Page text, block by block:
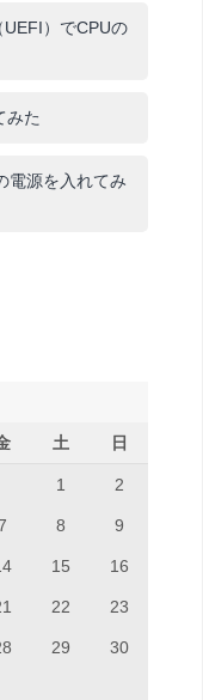
）でCPUの
みた
電源を入れてみ
土 日
1 2
8 9
15 16
22 23
29 30